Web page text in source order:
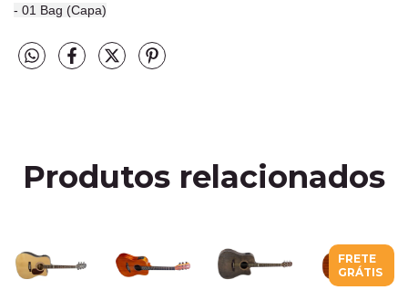
- 01 Bag (Capa)
Produtos relacionados
FRETE
GRÁTIS